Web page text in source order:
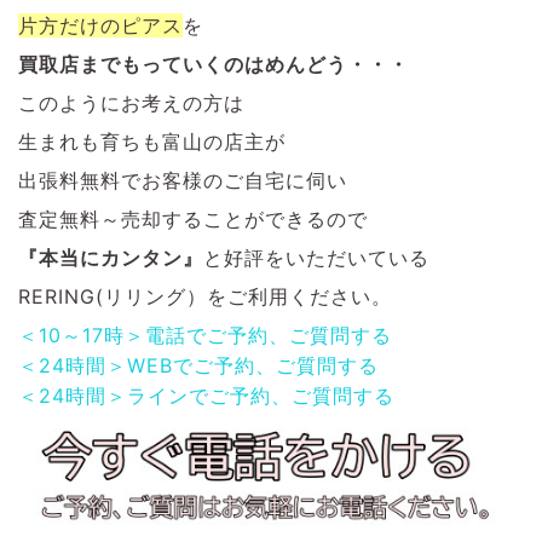
片方だけのピアス を
買取店までもっていくのはめんどう・・・
このようにお考えの方は
生まれも育ちも富山の店主が
出張料無料でお客様のご自宅に伺い
査定無料～売却することができるので
『本当にカンタン』 と好評をいただいている
RERING(リリング）をご利用ください。
＜10～17時＞電話でご予約、ご質問する
＜24時間＞WEBでご予約、ご質問する
＜24時間＞ラインでご予約、ご質問する